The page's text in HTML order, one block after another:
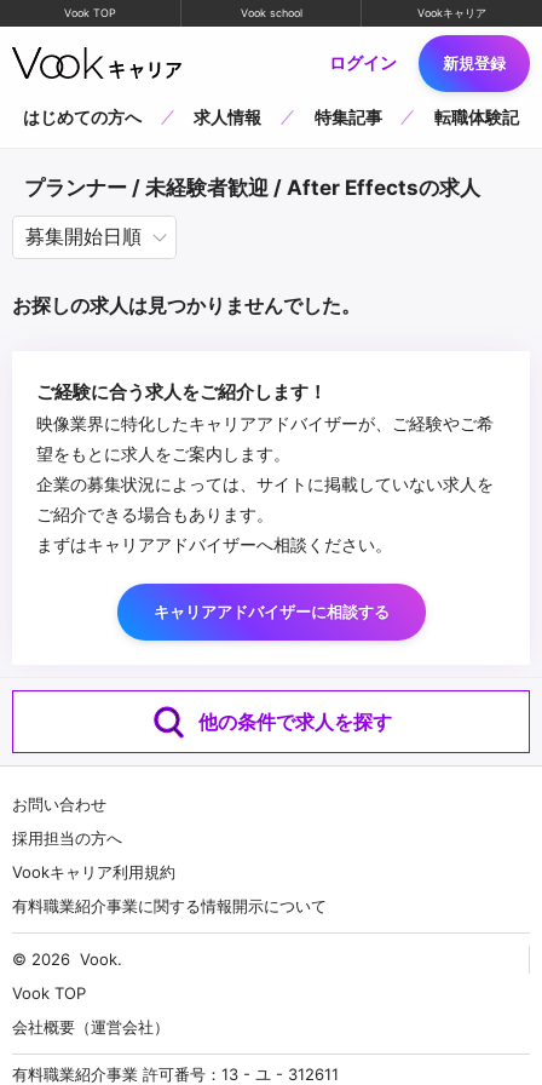
Vook TOP Vook school Vookキャリア
ログイン 新規登録
はじめての方へ 求人情報 特集記事 転職体験記
プランナー / 未経験者歓迎 / After Effectsの求人
お探しの求人は見つかりませんでした。
ご経験に合う求人をご紹介します！
映像業界に特化したキャリアアドバイザーが、ご経験やご希
望をもとに求人をご案内します。
企業の募集状況によっては、サイトに掲載していない求人を
ご紹介できる場合もあります。
まずはキャリアアドバイザーへ相談ください。
キャリアアドバイザーに相談する
他の条件で求人を探す
お問い合わせ
採用担当の方へ
Vookキャリア利用規約
有料職業紹介事業に関する情報開示について
© 2026 Vook.
Vook TOP
会社概要（運営会社）
有料職業紹介事業 許可番号：13 - ユ - 312611